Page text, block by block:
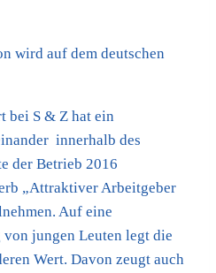
wird auf dem deutschen
bei S & Z hat ein
innerhalb des
der Betrieb 2016
„Attraktiver Arbeitgeber
Auf eine
jungen Leuten legt die
Wert. Davon zeugt auch